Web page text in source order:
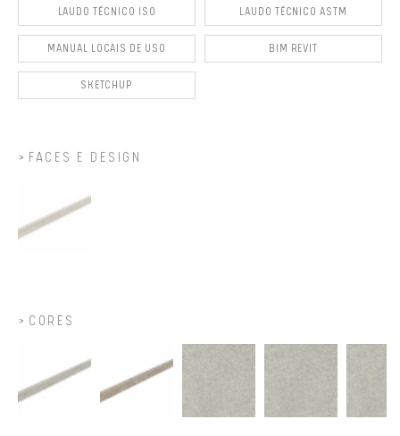
LAUDO TÉCNICO ISO LAUDO TÉCNICO ASTM
MANUAL LOCAIS DE USO BIM REVIT
SKETCHUP
FACES E DESIGN
CORES